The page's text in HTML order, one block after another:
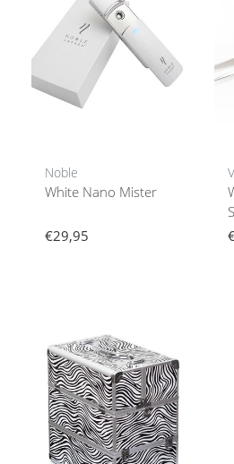
Noble
White Nano Mister
€29,95